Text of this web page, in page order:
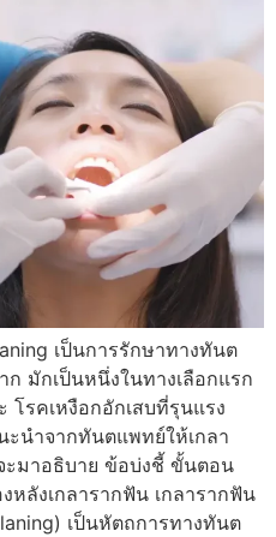
เป็นการรักษาทางทันต
มักเป็นหนึ่งในทางเลือกแรก
รคเหงือกอักเสบที่รุนแรง
นำจากทันตแพทย์ให้เกลา
มาอธิบาย ข้อบ่งชี้ ขั้นตอน
หลังเกลารากฟัน เกลารากฟัน
เป็นหัตถการทางทันต